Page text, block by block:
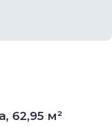
62,95 м²